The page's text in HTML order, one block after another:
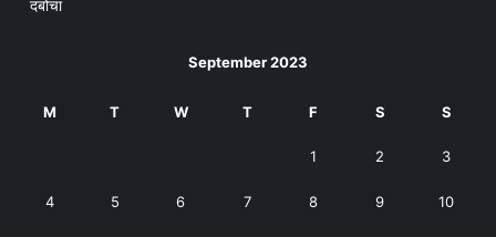
दबोचा
September 2023
M T W T F S S
1 2 3
4 5 6 7 8 9 10